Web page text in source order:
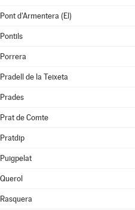
Pont d'Armentera (El)
Pontils
Porrera
Pradell de la Teixeta
Prades
Prat de Comte
Pratdip
Puigpelat
Querol
Rasquera